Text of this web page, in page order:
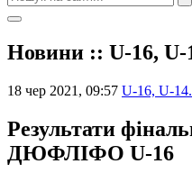
Новини :: U-16, U-
18 чер 2021, 09:57 U-16, U-
Результати
ДЮФЛІФО U-16